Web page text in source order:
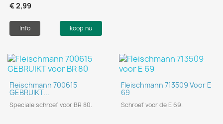
€ 2,99
Info koop nu
Fleischmann 700615
GEBRUIKT...
Speciale schroef voor BR 80.
Fleischmann 713509 Voor E
69
Schroef voor de E 69.